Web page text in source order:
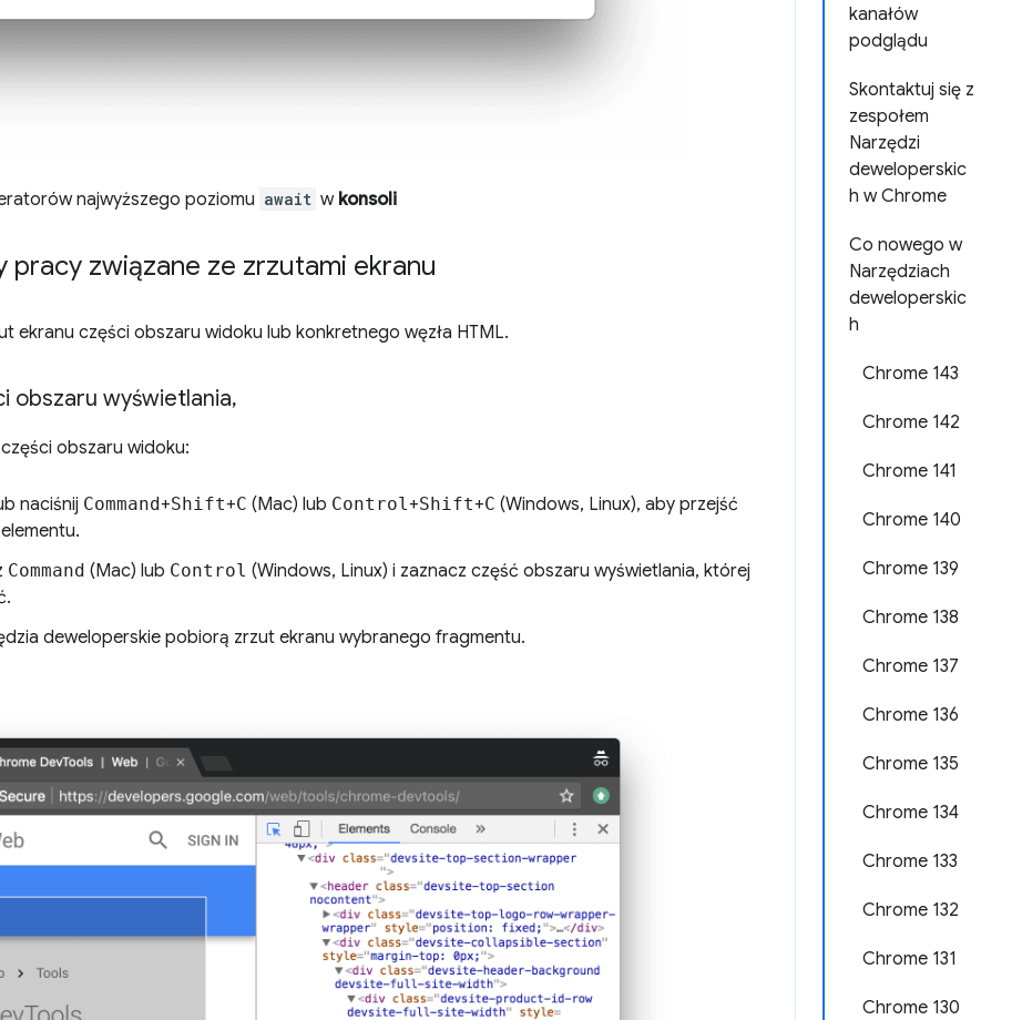
kanałów
podglądu
Skontaktuj się z
zespołem
Narzędzi
deweloperskic
h w Chrome
Co nowego w
Narzędziach
deweloperskic
h
Chrome 143
Chrome 142
Chrome 141
Chrome 140
Chrome 139
Chrome 138
Chrome 137
Chrome 136
Chrome 135
Chrome 134
Chrome 133
Chrome 132
Chrome 131
Chrome 130
najwyższego poziomu await w konsoli
pracy związane ze zrzutami ekranu
ekranu części obszaru widoku lub konkretnego węzła HTML.
obszaru wyświetlania,
obszaru widoku:
naciśnij Command+Shift+C (Mac) lub Control +Shift+C (Windows, Linux), aby przejść
Command (Mac) lub Control (Windows, Linux) i zaznacz część obszaru wyświetlania, której
deweloperskie pobiorą zrzut ekranu wybranego fragmentu.